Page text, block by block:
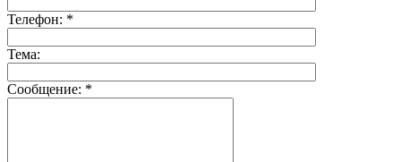
Телефон: *
Тема:
Сообщение: *